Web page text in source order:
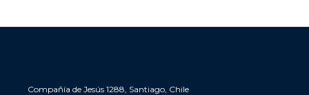
Compañía de Jesús 1288, Santiago, Chile